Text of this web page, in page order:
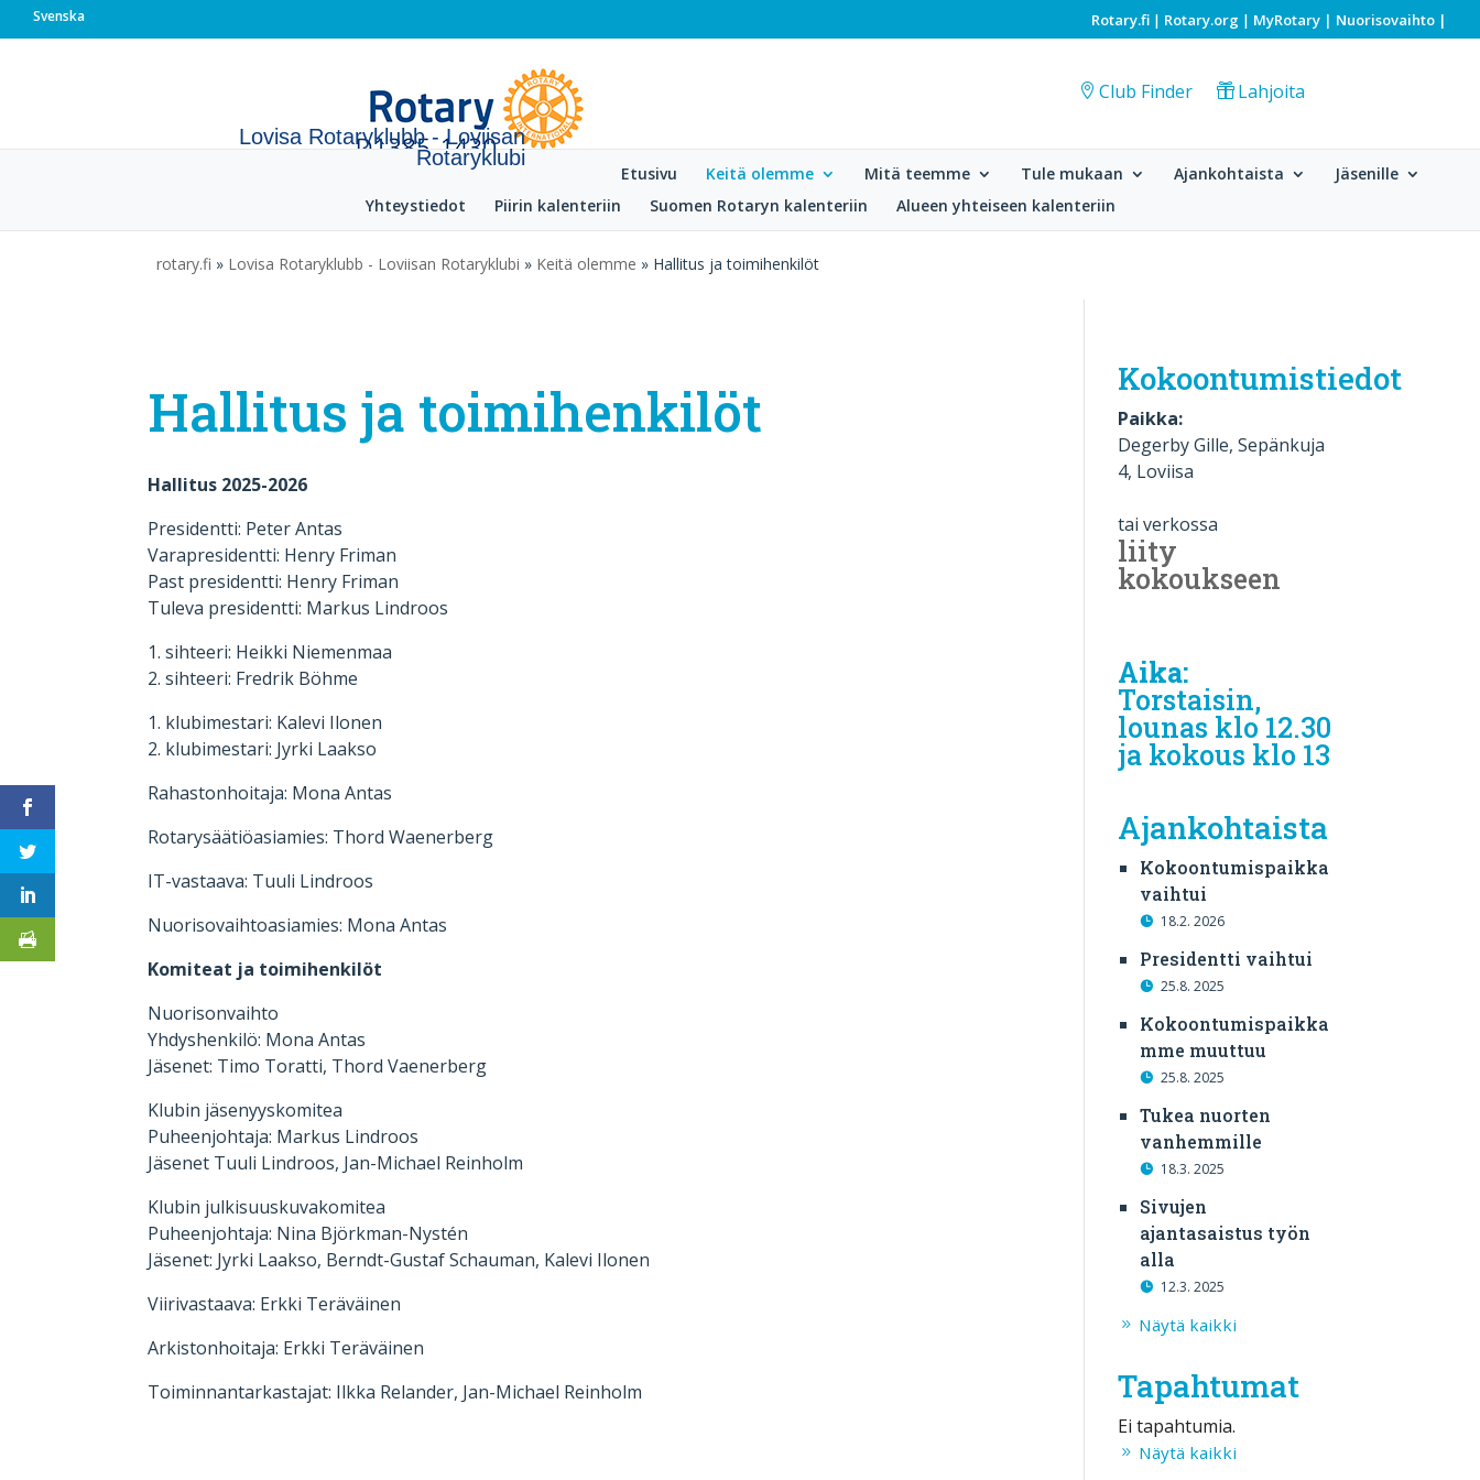
Svenska Rotary.fi | Rotary.org | MyRotary | Nuorisovaihto |
Lovisa Rotaryklubb - Loviisan
Rotaryklubi
Club Finder Lahjoita
Etusivu Keitä olemme Mitä teemme Tule mukaan Ajankohtaista
Jäsenille
Yhteystiedot
Piirin kalenteriin Suomen Rotaryn kalenteriin Alueen yhteiseen kalenteriin
rotary.fi » Lovisa Rotaryklubb - Loviisan Rotaryklubi » Keitä olemme » Hallitus ja toimihenkilöt
Hallitus ja toimihenkilöt
Hallitus 2025-2026
Presidentti: Peter Antas
Varapresidentti: Henry Friman
Past presidentti: Henry Friman
Tuleva presidentti: Markus Lindroos
1. sihteeri: Heikki Niemenmaa
2. sihteeri: Fredrik Böhme
1. klubimestari: Kalevi Ilonen
2. klubimestari: Jyrki Laakso
Rahastonhoitaja: Mona Antas
Rotarysäätiöasiamies: Thord Waenerberg
IT-vastaava: Tuuli Lindroos
Nuorisovaihtoasiamies: Mona Antas
Komiteat ja toimihenkilöt
Nuorisonvaihto
Yhdyshenkilö: Mona Antas
Jäsenet: Timo Toratti, Thord Vaenerberg
Klubin jäsenyyskomitea
Puheenjohtaja: Markus Lindroos
Jäsenet Tuuli Lindroos, Jan-Michael Reinholm
Klubin julkisuuskuvakomitea
Puheenjohtaja: Nina Björkman-Nystén
Jäsenet: Jyrki Laakso, Berndt-Gustaf Schauman, Kalevi Ilonen
Viirivastaava: Erkki Teräväinen
Arkistonhoitaja: Erkki Teräväinen
Toiminnantarkastajat: Ilkka Relander, Jan-Michael Reinholm
Kokoontumistiedot
Paikka:
Degerby Gille, Sepänkuja
4, Loviisa
tai verkossa
liity
kokoukseen
Aika:
Torstaisin,
lounas klo 12.30
ja kokous klo 13
Ajankohtaista
Kokoontumispaikka
vaihtui
18.2. 2026
Presidentti vaihtui
25.8. 2025
Kokoontumispaikka
mme muuttuu
25.8. 2025
Tukea nuorten
vanhemmille
18.3. 2025
Sivujen
ajantasaistus työn
alla
12.3. 2025
Näytä kaikki
Tapahtumat
Ei tapahtumia.
Näytä kaikki